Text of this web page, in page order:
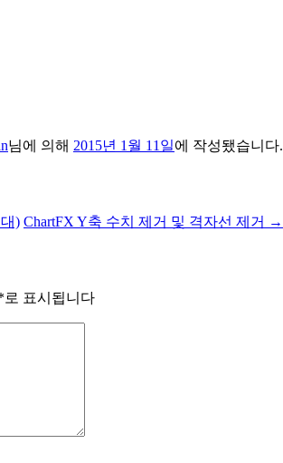
님에 의해 2015년 1월 11일에 작성됐습니다.
) ChartFX Y축 수치 제거 및 격자선 제거 →
로 표시됩니다